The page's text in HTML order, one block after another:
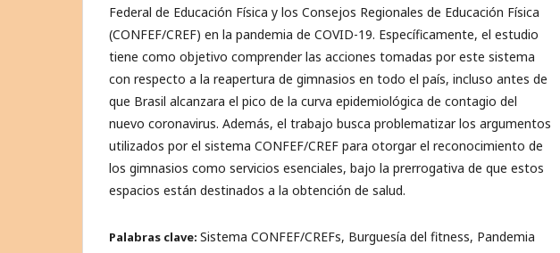
Federal de Educación Física y los Consejos Regionales de Educación Física
(CONFEF/CREF) en la pandemia de COVID-19. Específicamente, el estudio
tiene como objetivo comprender las acciones tomadas por este sistema
con respecto a la reapertura de gimnasios en todo el país, incluso antes de
que Brasil alcanzara el pico de la curva epidemiológica de contagio del
nuevo coronavirus. Además, el trabajo busca problematizar los argumentos
utilizados por el sistema CONFEF/CREF para otorgar el reconocimiento de
los gimnasios como servicios esenciales, bajo la prerrogativa de que estos
espacios están destinados a la obtención de salud.
Palabras clave: Sistema CONFEF/CREFs, Burguesía del fitness, Pandemia